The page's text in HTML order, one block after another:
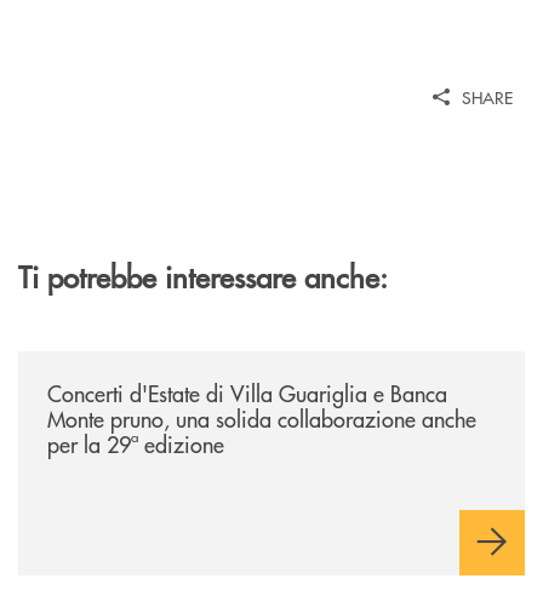
SHARE
Ti potrebbe interessare anche:
Concerti d'Estate di Villa Guariglia e Banca
Monte pruno, una solida collaborazione anche
per la 29ª edizione